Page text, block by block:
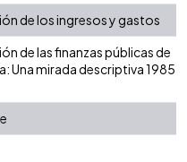
de los ingresos y gastos
de las finanzas públicas de
Una mirada descriptiva 1985 -